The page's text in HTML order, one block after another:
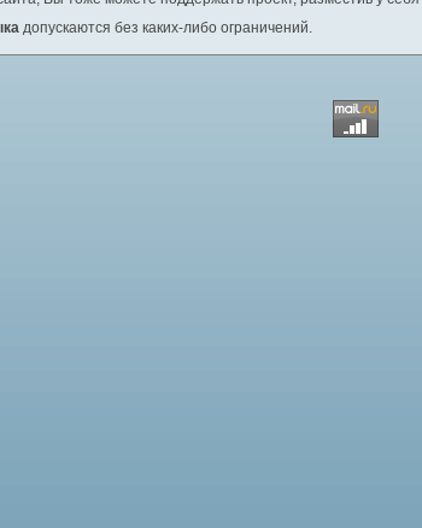
допускаются без каких-либо ограничений.